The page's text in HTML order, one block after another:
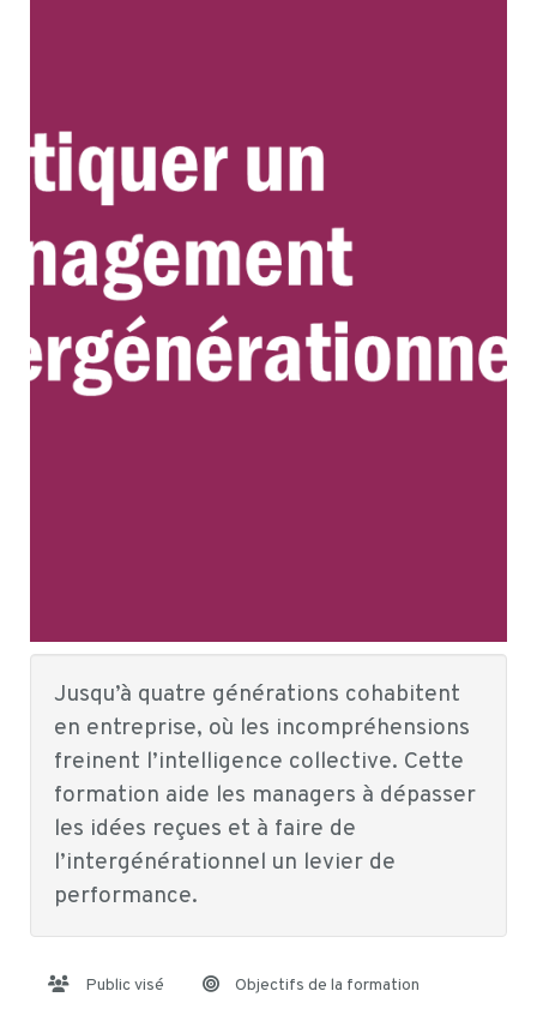
Jusqu’à quatre générations cohabitent
en entreprise, où les incompréhensions
freinent l’intelligence collective. Cette
formation aide les managers à dépasser
les idées reçues et à faire de
l’intergénérationnel un levier de
performance.
Public visé Objectifs de la formation